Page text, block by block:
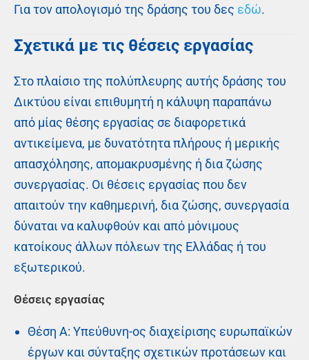
Για τον απολογισμό της δράσης του δες εδώ.
Σχετικά με τις θέσεις εργασίας
Στο πλαίσιο της πολύπλευρης αυτής δράσης του
Δικτύου είναι επιθυμητή η κάλυψη παραπάνω
από μίας θέσης εργασίας σε διαφορετικά
αντικείμενα, με δυνατότητα πλήρους ή μερικής
απασχόλησης, απομακρυσμένης ή δια ζώσης
συνεργασίας. Οι θέσεις εργασίας που δεν
απαιτούν την καθημερινή, δια ζώσης, συνεργασία
δύναται να καλυφθούν και από μόνιμους
κατοίκους άλλων πόλεων της Ελλάδας ή του
εξωτερικού.
Θέσεις εργασίας
Θέση Α: Υπεύθυνη-ος διαχείρισης ευρωπαϊκών
έργων και σύνταξης σχετικών προτάσεων και